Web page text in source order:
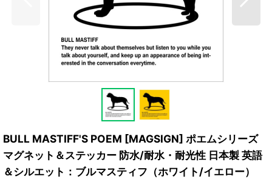
BULL MASTIFF'S POEM [MAGSIGN] ポエムシリーズ
マグネット＆ステッカー 防水/耐水・耐光性 日本製 英語
＆シルエット：ブルマスティフ（ホワイト/イエロー）